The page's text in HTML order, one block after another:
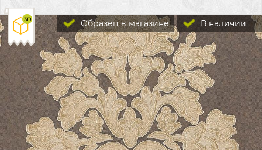
В наличии
Образец в магазине